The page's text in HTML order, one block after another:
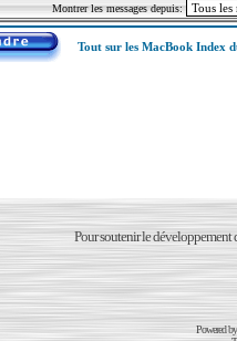
Montrer les messages depuis:
Tout sur les MacBook Index
Pour soutenir le développement
Powered